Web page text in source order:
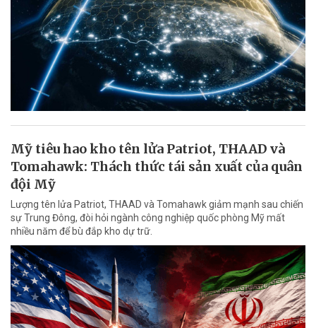
Mỹ tiêu hao kho tên lửa Patriot, THAAD và
Tomahawk: Thách thức tái sản xuất của quân
đội Mỹ
Lượng tên lửa Patriot, THAAD và Tomahawk giảm mạnh sau chiến
sự Trung Đông, đòi hỏi ngành công nghiệp quốc phòng Mỹ mất
nhiều năm để bù đắp kho dự trữ.